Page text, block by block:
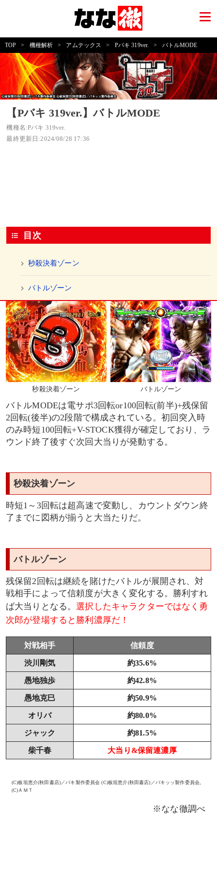
TOP > 機種解析 > アムテックス > Pバキ 319ver. > バトルMODE
【Pバキ 319ver.】バトルMODE
機種名:Pバキ 319ver.
最終更新日:2024/08/28 17:36
目次
秒殺決着ゾーン
バトルゾーン
秒殺決着ゾーン バトルゾーン
バトルMODEは電サポ3回転or100回転(前半)+残保留
2回転(後半)の2段階で構成されている。初回突入時
のみ時短100回転+V-STOCK獲得が確定しており、ラ
ウンド終了後すぐ次回大当りが発動する。
秒殺決着ゾーン
時短1～3回転は超高速で変動し、カウントダウン終
了までに図柄が揃うと大当たりだ。
バトルゾーン
残保留2回転は継続を賭けたバトルが展開され、対
戦相手によって信頼度が大きく変化する。勝利すれ
ば大当りとなる。選択したキャラクターではなく勇
次郎が登場すると勝利濃厚だ！
対戦相手 信頼度
渋川剛気 約35.6%
愚地独歩 約42.8%
愚地克巳 約50.9%
オリバ 約80.0%
ジャック 約81.5%
柴千春 大当り&保留連濃厚
(C)板垣恵介(秋田書店)／バキ製作委員会 (C)板垣恵介(秋田書店)／バキッッ製作委員会,
(C)ＡＭＴ
※なな徹調べ